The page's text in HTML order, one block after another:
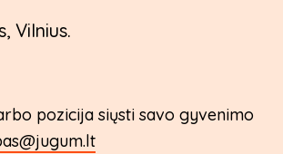
Vilnius.
pozicija siųsti savo gyvenimo